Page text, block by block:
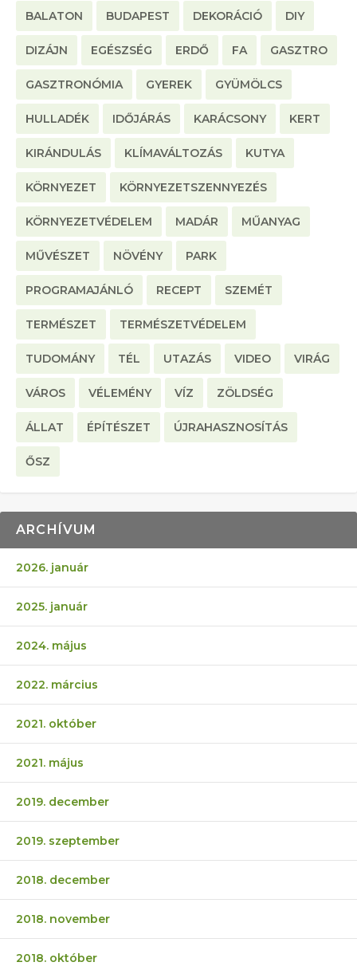
BALATON BUDAPEST DEKORÁCIÓ DIY
DIZÁJN EGÉSZSÉG ERDŐ FA GASZTRO
GASZTRONÓMIA GYEREK GYÜMÖLCS
HULLADÉK IDŐJÁRÁS KARÁCSONY KERT
KIRÁNDULÁS KLÍMAVÁLTOZÁS KUTYA
KÖRNYEZET KÖRNYEZETSZENNYEZÉS
KÖRNYEZETVÉDELEM MADÁR MŰANYAG
MŰVÉSZET NÖVÉNY PARK
PROGRAMAJÁNLÓ RECEPT SZEMÉT
TERMÉSZET TERMÉSZETVÉDELEM
TUDOMÁNY TÉL UTAZÁS VIDEO VIRÁG
VÁROS VÉLEMÉNY VÍZ ZÖLDSÉG
ÁLLAT ÉPÍTÉSZET ÚJRAHASZNOSÍTÁS
ŐSZ
ARCHÍVUM
2026. január
2025. január
2024. május
2022. március
2021. október
2021. május
2019. december
2019. szeptember
2018. december
2018. november
2018. október